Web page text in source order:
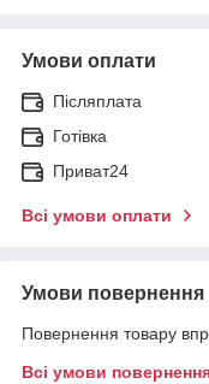
Умови оплати
Післяплата
Готівка
Приват24
Всі умови оплати
Умови повернення
Повернення товару
Всі умови